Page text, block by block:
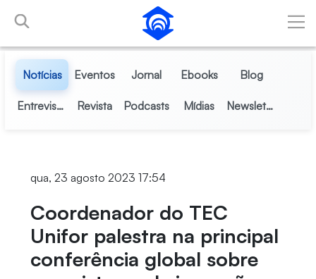
Pular para o Conteúdo principal
Notícias Eventos Jornal Ebooks Blog
Entrevistas Revista Podcasts Mídias Newsletter
qua, 23 agosto 2023 17:54
Coordenador do TEC
Unifor palestra na principal
conferência global sobre